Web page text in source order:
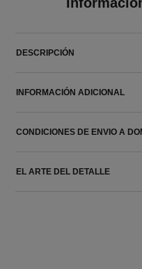
DESCRIPCIÓN
INFORMACIÓN ADICIONAL
CONDICIONES DE ENVIO A
EL ARTE DEL DETALLE